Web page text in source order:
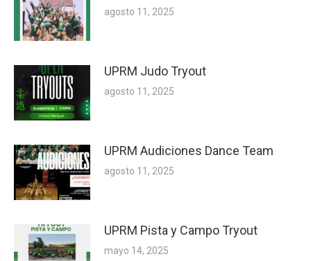
agosto 11, 2025
UPRM Judo Tryout
agosto 11, 2025
UPRM Audiciones Dance Team
agosto 11, 2025
UPRM Pista y Campo Tryout
mayo 14, 2025